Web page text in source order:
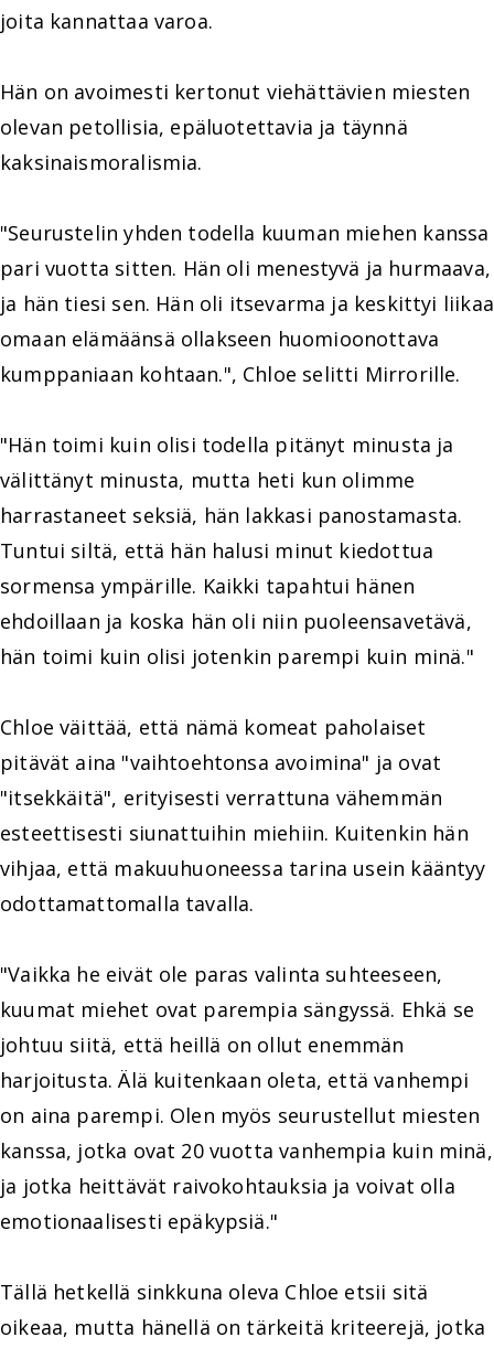
joita kannattaa varoa.
Hän on avoimesti kertonut viehättävien miesten
olevan petollisia, epäluotettavia ja täynnä
kaksinaismoralismia.
"Seurustelin yhden todella kuuman miehen kanssa
pari vuotta sitten. Hän oli menestyvä ja hurmaava,
ja hän tiesi sen. Hän oli itsevarma ja keskittyi liikaa
omaan elämäänsä ollakseen huomioonottava
kumppaniaan kohtaan.", Chloe selitti Mirrorille.
"Hän toimi kuin olisi todella pitänyt minusta ja
välittänyt minusta, mutta heti kun olimme
harrastaneet seksiä, hän lakkasi panostamasta.
Tuntui siltä, että hän halusi minut kiedottua
sormensa ympärille. Kaikki tapahtui hänen
ehdoillaan ja koska hän oli niin puoleensavetävä,
hän toimi kuin olisi jotenkin parempi kuin minä."
Chloe väittää, että nämä komeat paholaiset
pitävät aina "vaihtoehtonsa avoimina" ja ovat
"itsekkäitä", erityisesti verrattuna vähemmän
esteettisesti siunattuihin miehiin. Kuitenkin hän
vihjaa, että makuuhuoneessa tarina usein kääntyy
odottamattomalla tavalla.
"Vaikka he eivät ole paras valinta suhteeseen,
kuumat miehet ovat parempia sängyssä. Ehkä se
johtuu siitä, että heillä on ollut enemmän
harjoitusta. Älä kuitenkaan oleta, että vanhempi
on aina parempi. Olen myös seurustellut miesten
kanssa, jotka ovat 20 vuotta vanhempia kuin minä,
ja jotka heittävät raivokohtauksia ja voivat olla
emotionaalisesti epäkypsiä."
Tällä hetkellä sinkkuna oleva Chloe etsii sitä
oikeaa, mutta hänellä on tärkeitä kriteerejä, jotka